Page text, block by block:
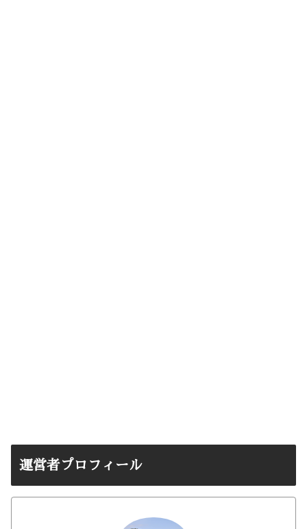
運営者プロフィール